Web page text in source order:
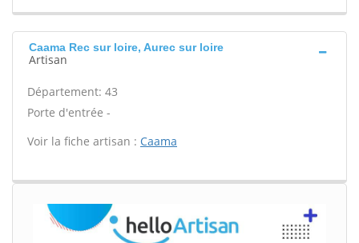
Caama Rec sur loire, Aurec sur loire
Artisan
Département: 43
Porte d'entrée -
Voir la fiche artisan : Caama